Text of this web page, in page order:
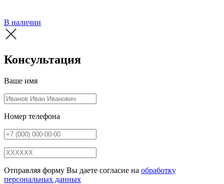
В наличии
Консультация
Ваше имя
Номер телефона
Отправляя форму Вы даете согласие на обработку
персональных данных